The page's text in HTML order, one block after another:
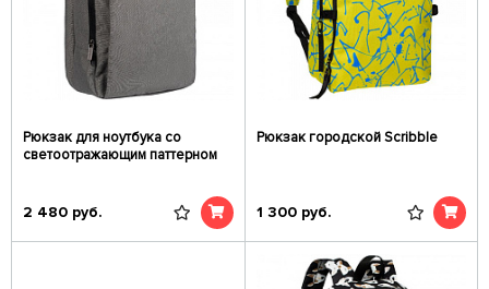
Рюкзак для ноутбука со
светоотражающим паттерном
2 480 руб.
Рюкзак городской Scribble
1 300 руб.